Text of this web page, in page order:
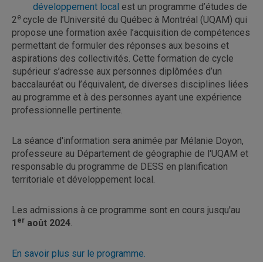
développement local est un programme d’études de
2e cycle de l’Université du Québec à Montréal (UQAM) qui
propose une formation axée l’acquisition de compétences
permettant de formuler des réponses aux besoins et
aspirations des collectivités. Cette formation de cycle
supérieur s’adresse aux personnes diplômées d’un
baccalauréat ou l’équivalent, de diverses disciplines liées
au programme et à des personnes ayant une expérience
professionnelle pertinente.
La séance d'information sera animée par Mélanie Doyon,
professeure au Département de géographie de l'UQAM et
responsable du programme de DESS en planification
territoriale et développement local.
Les admissions à ce programme sont en cours jusqu'au
1 er août 2024.
En savoir plus sur le programme.